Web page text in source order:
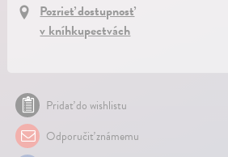
Pozrieť dostupnosť
v kníhkupectvách
Pridať do wishlistu
Odporučiť známemu